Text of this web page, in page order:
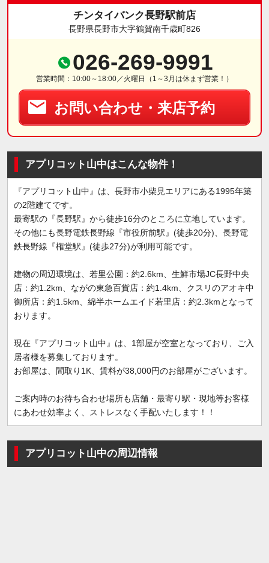
チンタイバンク長野駅前店
長野県長野市大字鶴賀南千歳町826
026-269-9991
営業時間：10:00～18:00／火曜日（1～3月は休まず営業！）
お問い合わせ・来店予約
アプリコット山中はこんな物件！
『アプリコット山中』は、長野市小柴見エリアにある1995年築
の2階建てです。
最寄駅の『長野駅』から徒歩16分のところに立地しています。
その他にも長野電鉄長野線『市役所前駅』(徒歩20分)、長野電
鉄長野線『権堂駅』(徒歩27分)が利用可能です。
建物の周辺環境は、若里公園：約2.6km、生鮮市場JC長野中央
店：約1.2km、ながの東急百貨店：約1.4km、クスリのアオキ中
御所店：約1.5km、綿半ホームエイド若里店：約2.3kmとなって
おります。
現在『アプリコット山中』は、1部屋が空室となっており、ご入
居者様を募集しております。
お部屋は、間取り1K、賃料が38,000円のお部屋がございます。
ご案内時のお待ち合わせ場所も店舗・最寄り駅・現地等お客様
にあわせ効率よく、ストレスなく手配いたします！！
アプリコット山中の周辺情報